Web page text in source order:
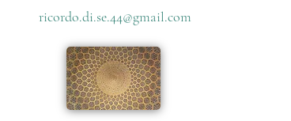
ricordo.di.se.44@gmail.com